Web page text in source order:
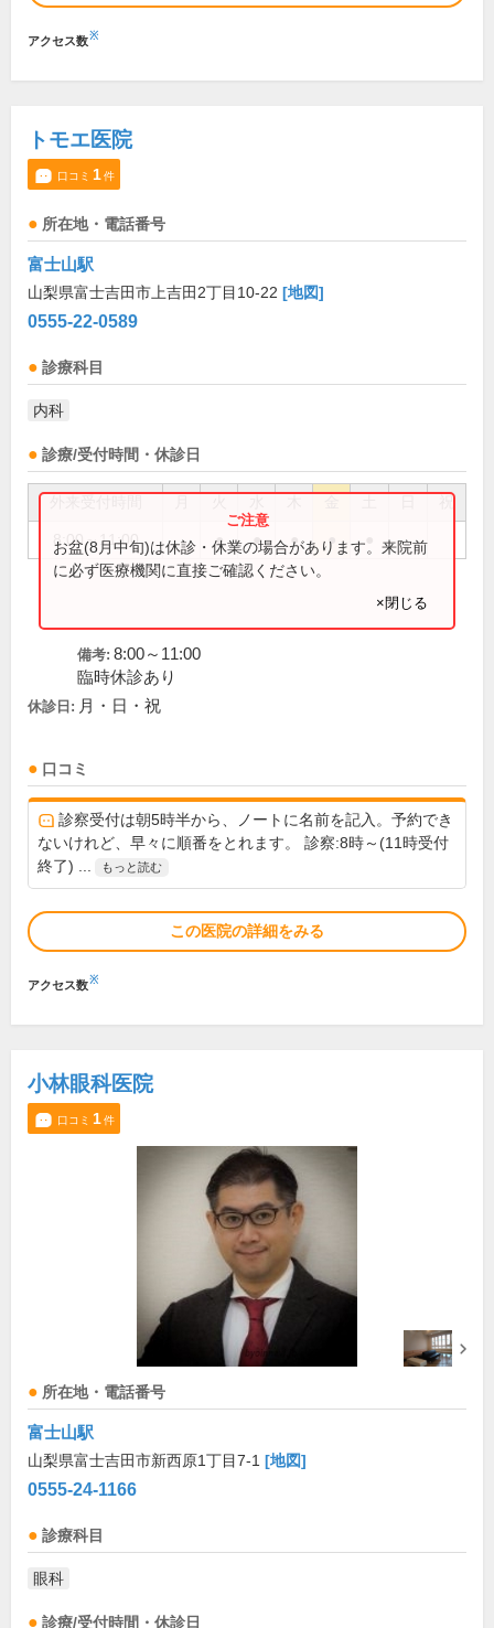
アクセス数※
トモエ医院
口コミ 1件
所在地・電話番号
富士山駅
山梨県富士吉田市上吉田2丁目10-22 [地図]
0555-22-0589
診療科目
内科
診療/受付時間・休診日
祝
8:00～11:00 ● ● ● ●
お盆(8月中旬)は休診・休業の場合があります。来院前
に必ず医療機関に直接ご確認ください。
×閉じる
備考: 8:00～11:00
臨時休診あり
休診日: 月・日・祝
口コミ
診察受付は朝5時半から、ノートに名前を記入。予約でき
ないけれど、早々に順番をとれます。 診察:8時～(11時受付
終了) ...
もっと読む
この医院の詳細をみる
アクセス数※
小林眼科医院
口コミ 1件
所在地・電話番号
富士山駅
山梨県富士吉田市新西原1丁目7-1 [地図]
0555-24-1166
診療科目
眼科
診療/受付時間・休診日